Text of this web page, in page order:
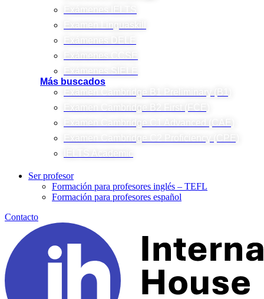
Exámenes IELTS
Examen Linguaskill
Exámenes DELE
Exámenes CCSE
Exámenes SIELE
Más buscados
Examen Cambridge B1 Preliminary (B1)
Examen Cambridge B2 First (FCE)
Examen Cambridge C1 Advanced (CAE)
Examen Cambridge C2 Proficiency (CPE)
IELTS Academic
Ser profesor
Formación para profesores inglés – TEFL
Formación para profesores español
Contacto